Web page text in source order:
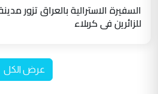
السفيرة الاسترالية بالعراق تزور
للزائرين في كربلاء
عرض الكل